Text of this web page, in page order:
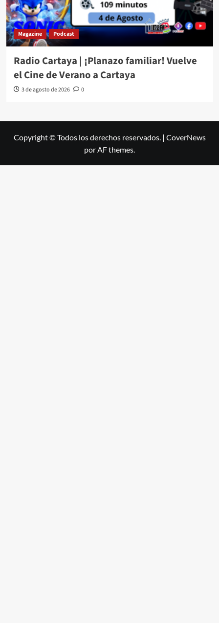
Magazine Podcast
Radio Cartaya | ¡Planazo familiar! Vuelve
el Cine de Verano a Cartaya
3 de agosto de 2026 0
Copyright © Todos los derechos reservados. | CoverNews
por AF themes.